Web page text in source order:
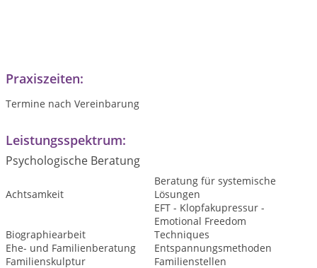
Praxiszeiten:
Termine nach Vereinbarung
Leistungsspektrum:
Psychologische Beratung
Achtsamkeit
Beratung für systemische
Lösungen
Biographiearbeit
EFT - Klopfakupressur -
Emotional Freedom
Techniques
Ehe- und Familienberatung
Entspannungsmethoden
Familienskulptur
Familienstellen